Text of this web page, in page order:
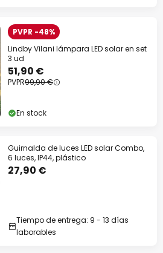
PVPR -48%
Lindby Vilani lámpara LED solar en set
3 ud
51,90 €
PVPR99,90 €
En stock
Guirnalda de luces LED solar Combo,
6 luces, IP44, plástico
27,90 €
Tiempo de entrega: 9 - 13 días
laborables